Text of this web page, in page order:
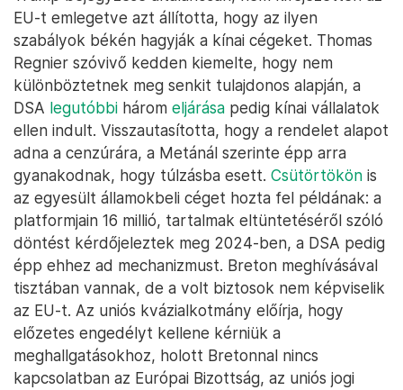
EU-t emlegetve azt állította, hogy az ilyen
szabályok békén hagyják a kínai cégeket. Thomas
Regnier szóvivő kedden kiemelte, hogy nem
különböztetnek meg senkit tulajdonos alapján, a
DSA legutóbbi három eljárása pedig kínai vállalatok
ellen indult. Visszautasította, hogy a rendelet alapot
adna a cenzúrára, a Metánál szerinte épp arra
gyanakodnak, hogy túlzásba esett. Csütörtökön is
az egyesült államokbeli céget hozta fel példának: a
platformjain 16 millió, tartalmak eltüntetéséről szóló
döntést kérdőjeleztek meg 2024-ben, a DSA pedig
épp ehhez ad mechanizmust. Breton meghívásával
tisztában vannak, de a volt biztosok nem képviselik
az EU-t. Az uniós kvázialkotmány előírja, hogy
előzetes engedélyt kellene kérniük a
meghallgatásokhoz, holott Bretonnal nincs
kapcsolatban az Európai Bizottság, az uniós jogi